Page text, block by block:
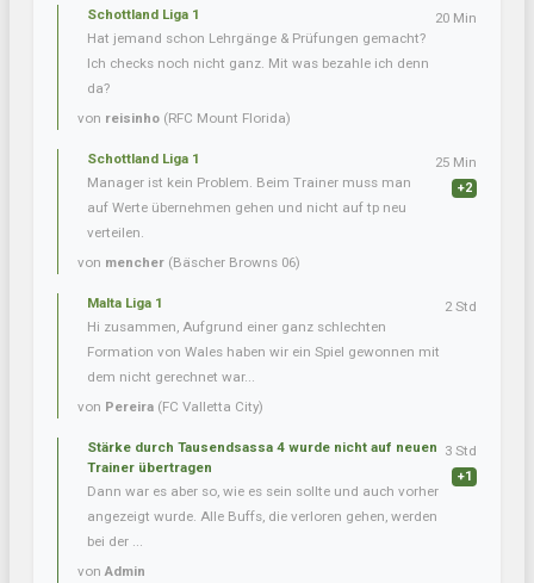
Schottland Liga 1
Hat jemand schon Lehrgänge & Prüfungen gemacht?
Ich checks noch nicht ganz. Mit was bezahle ich denn
da?
von reisinho (RFC Mount Florida)
20 Min
Schottland Liga 1
Manager ist kein Problem. Beim Trainer muss man
auf Werte übernehmen gehen und nicht auf tp neu
verteilen.
von mencher (Bäscher Browns 06)
25 Min
+2
Malta Liga 1
Hi zusammen, Aufgrund einer ganz schlechten
Formation von Wales haben wir ein Spiel gewonnen mit
dem nicht gerechnet war...
von Pereira (FC Valletta City)
2 Std
Stärke durch Tausendsassa 4 wurde nicht auf neuen
Trainer übertragen
Dann war es aber so, wie es sein sollte und auch vorher
angezeigt wurde. Alle Buffs, die verloren gehen, werden
bei der ...
vonAdmin
3 Std
+1